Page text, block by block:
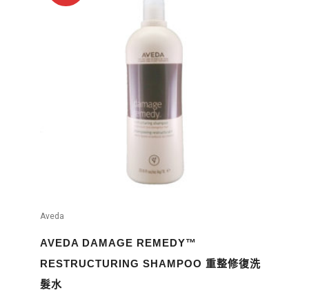
Aveda
AVEDA DAMAGE REMEDY™
RESTRUCTURING SHAMPOO 重整修復洗
髮水